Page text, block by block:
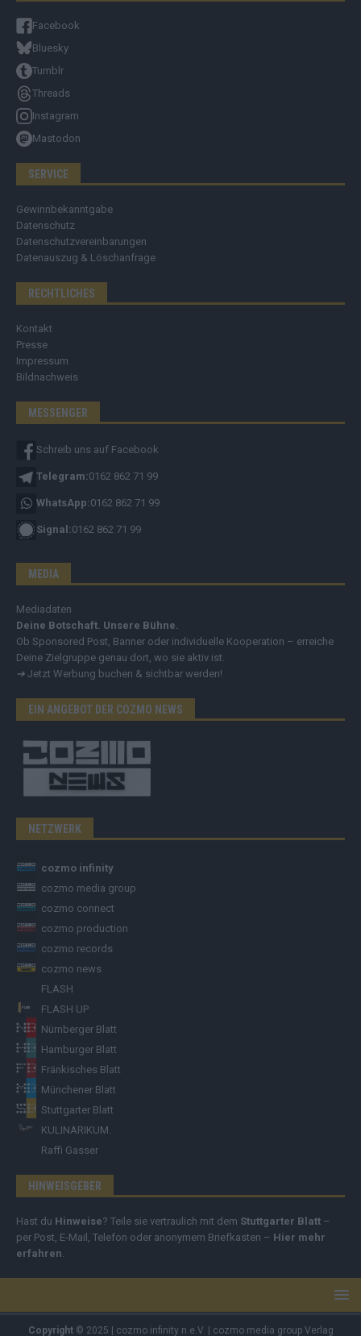
Facebook
Bluesky
Tumblr
Threads
Instagram
Mastodon
SERVICE
Gewinnbekanntgabe
Datenschutz
Datenschutzvereinbarungen
Datenauszug & Löschanfrage
RECHTLICHES
Kontakt
Presse
Impressum
Bildnachweis
MESSENGER
Schreib uns auf Facebook
Telegram:0162 862 71 99
WhatsApp:0162 862 71 99
Signal:0162 862 71 99
MEDIA
Mediadaten
Deine Botschaft. Unsere Bühne.
Ob Sponsored Post, Banner oder individuelle Kooperation – erreiche
Deine Zielgruppe genau dort, wo sie aktiv ist.
➔ Jetzt Werbung buchen & sichtbar werden!
EIN ANGEBOT DER COZMO NEWS
NETZWERK
cozmo infinity
cozmo media group
cozmo connect
cozmo production
cozmo records
cozmo news
FLASH
FLASH UP
Nürnberger Blatt
Hamburger Blatt
Fränkisches Blatt
Münchener Blatt
Stuttgarter Blatt
KULINARIKUM.
Raffi Gasser
HINWEISGEBER
Hast du Hinweise? Teile sie vertraulich mit dem Stuttgarter Blatt –
per Post, E-Mail, Telefon oder anonymem Briefkasten – Hier mehr
erfahren.
Copyright© 2025 | cozmo infinity n.e.V. | cozmo media group Verlag